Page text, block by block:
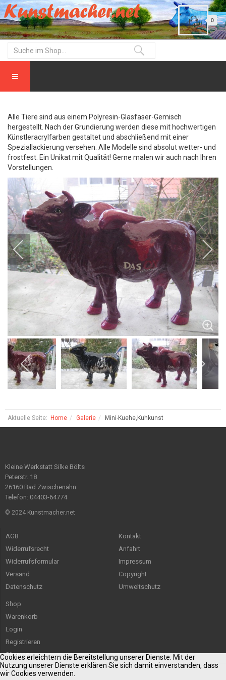
0
Alle Tiere sind aus einem Polyresin-Glasfaser-Gemisch
hergestellt. Nach der Grundierung werden diese mit hochwertigen
Künstleracrylfarben gestaltet und abschließend mit einer
Speziallackierung versehen. Alle Modelle sind absolut wetter- und
frostfest. Ein Unikat mit Qualität! Gerne malen wir auch nach Ihren
Vorstellungen.
Aktuelle Seite: Home Galerie Mini-Kuehe,Kuhkunst
Kleine Werkstatt Silke Bölts
Peterstr. 18
26160 Bad Zwischenahn
Telefon: 04403-64774
© 2024 Kunstmacher.net
AGB
Widerrufsrecht
Widerrufsformular
Versand
Datenschutz
Kontakt
Anfahrt
Impressum
Copyright
Umweltschutz
Shop
Warenkorb
Login
Registrieren
Sitemap
Cookies erleichtern die Bereitstellung unserer Dienste. Mit der
Nutzung unserer Dienste erklären Sie sich damit einverstanden, dass
wir Cookies verwenden.